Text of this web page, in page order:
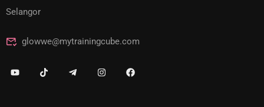
Selangor
glowwe@mytrainingcube.com